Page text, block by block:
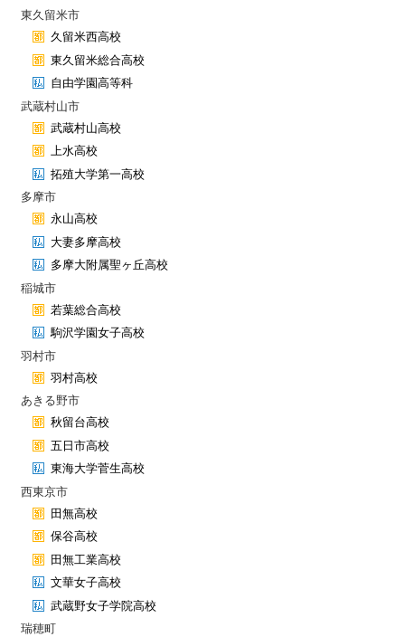
東久留米市
久留米西高校
東久留米総合高校
自由学園高等科
武蔵村山市
武蔵村山高校
上水高校
拓殖大学第一高校
多摩市
永山高校
大妻多摩高校
多摩大附属聖ヶ丘高校
稲城市
若葉総合高校
駒沢学園女子高校
羽村市
羽村高校
あきる野市
秋留台高校
五日市高校
東海大学菅生高校
西東京市
田無高校
保谷高校
田無工業高校
文華女子高校
武蔵野女子学院高校
瑞穂町